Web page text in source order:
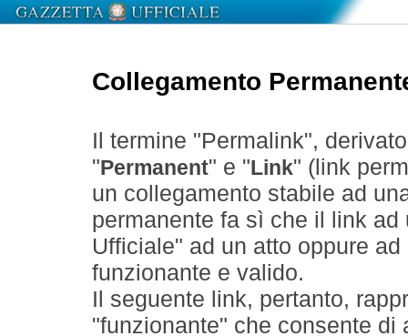
Collegamento
Il termine "Permalink",
" Permanent" e " Link" (link
un collegamento stabile ad
permanente fa sì che il link
Ufficiale" ad un atto oppure
funzionante e valido.
Il seguente link, pertanto,
"funzionante" che consente